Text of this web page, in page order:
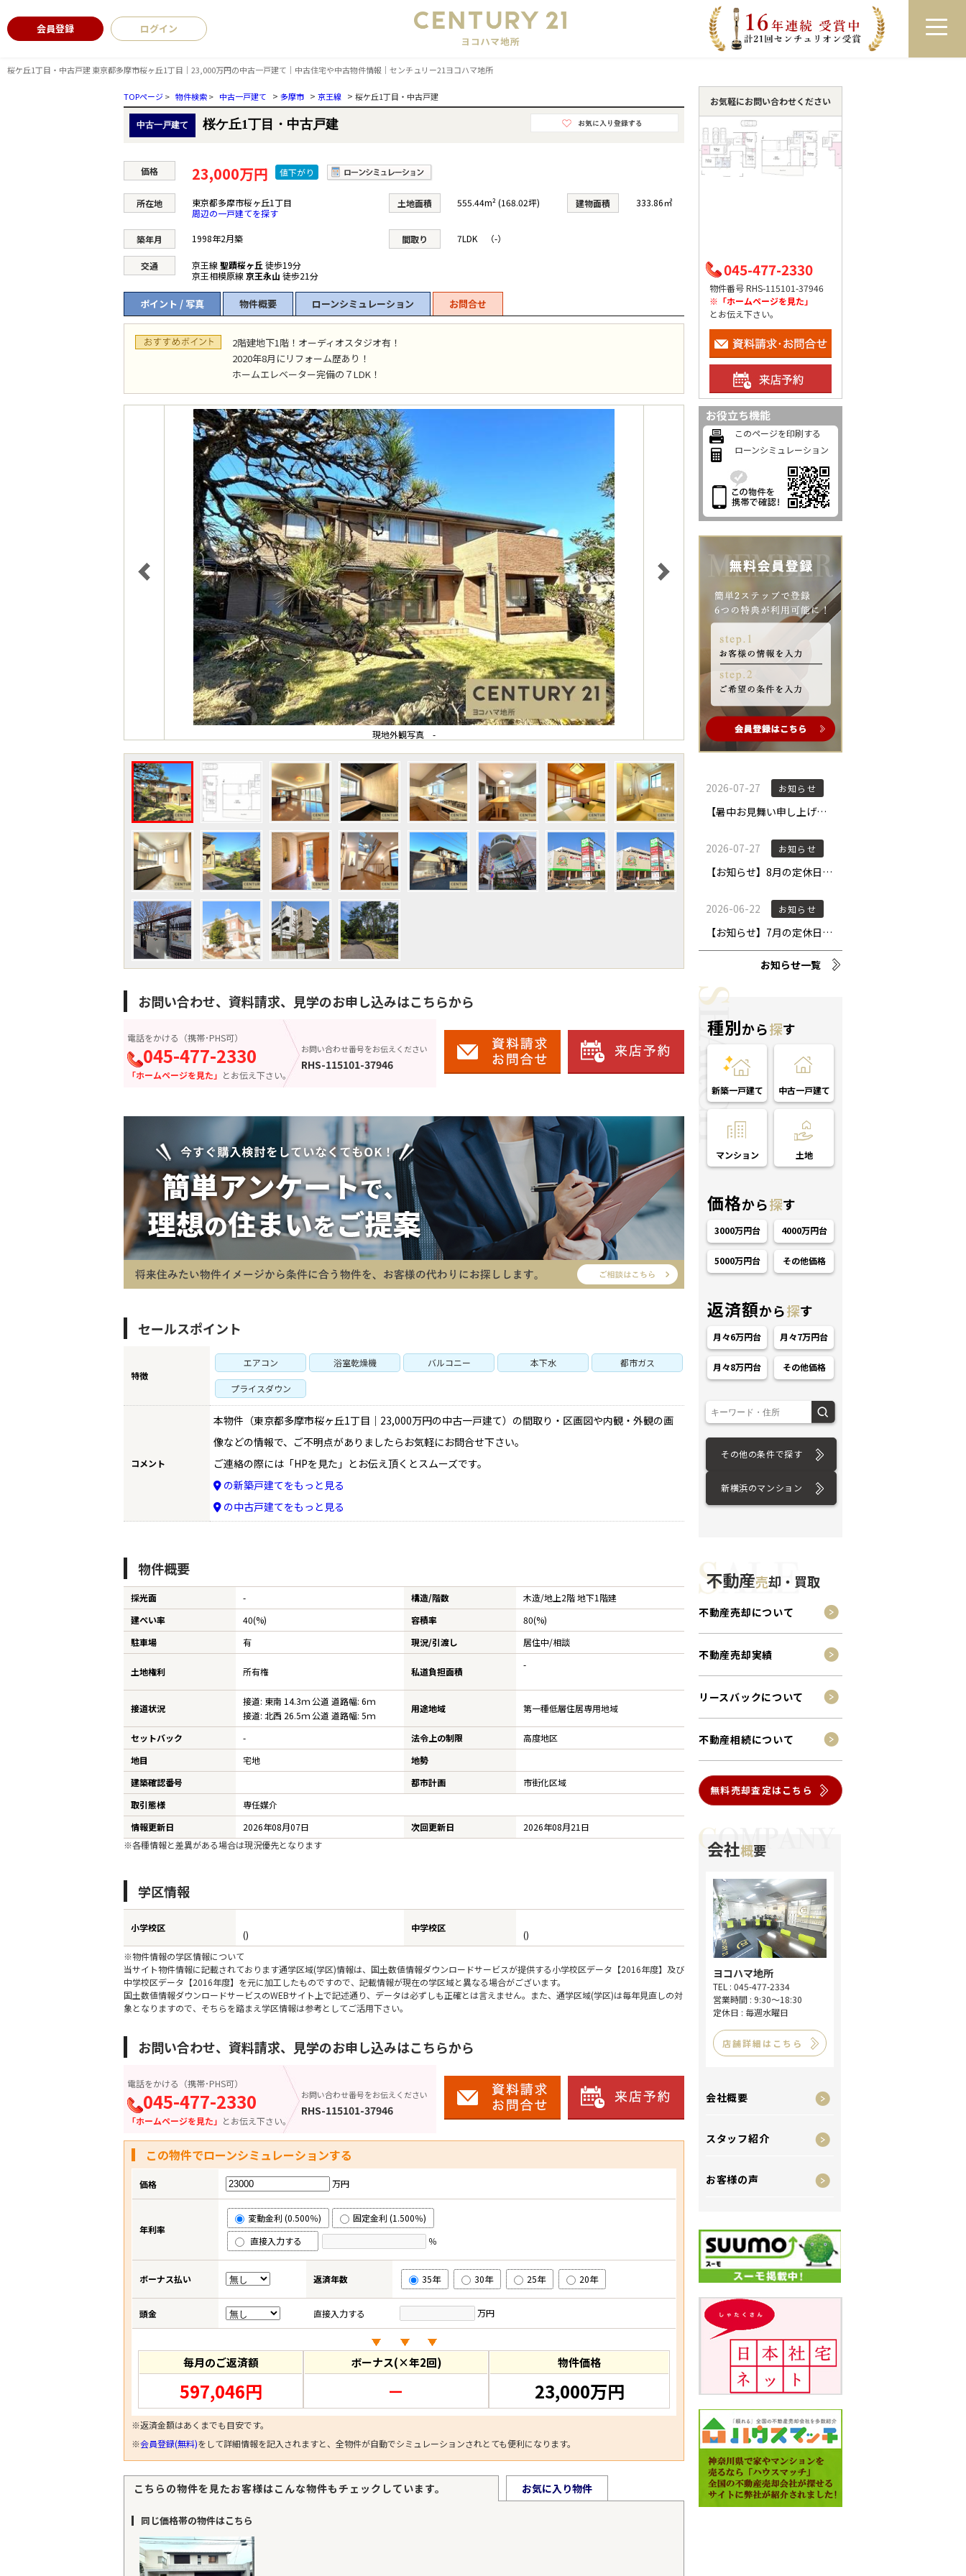
桜ケ丘1丁目・中古戸建 東京都多摩市桜ヶ丘1丁目｜23,000万円の中古一戸建て｜中古住宅や中古物件情報｜センチュリー21ヨコハマ地所
会員登録 ログイン ログイン 来店予約 LINEで相談
TOP
トップページ
SEARCH
BUY
買いたい
INHERITANCE
不動産相続
COMPANY
会社概要
スタッフ紹介
RECRUIT
採用情報
CONTACT
お問い合わせ
TOPページ> 物件検索> 中古一戸建て > 多摩市 > 京王線 > 桜ケ丘1丁目・中古戸建
中古一戸建て 桜ケ丘1丁目・中古戸建
価格 23,000万円 値下がり
所在地
東京都多摩市桜ヶ丘1丁目
周辺の一戸建てを探す
土地面積 555.44m² (168.02坪) 建物面積 333.86㎡
築年月 1998年2月築 間取り 7LDK （-）
交通 京王線 聖蹟桜ヶ丘 徒歩19分
京王相模原線 京王永山 徒歩21分
ポイント / 写真 物件概要 ローンシミュレーション お問合せ
2階建地下1階！オーディオスタジオ有！
2020年8月にリフォーム歴あり！
ホームエレベーター完備の７LDK！
現地外観写真 -
お問い合わせ、資料請求、見学のお申し込みはこちらから
電話をかける（携帯･PHS可）
045-477-2330
「ホームページを見た」 とお伝え下さい。
お問い合わせ番号をお伝えください
RHS-115101-37946
セールスポイント
特徴
エアコン 浴室乾燥機 バルコニー 本下水 都市ガス
プライスダウン
コメント
本物件（東京都多摩市桜ヶ丘1丁目｜23,000万円の中古一戸建て）の間取り・区画図や内観・外観の画
像などの情報で、ご不明点がありましたらお気軽にお問合せ下さい。
ご連絡の際には「HPを見た」とお伝え頂くとスムーズです。
の新築戸建てをもっと見る
の中古戸建てをもっと見る
物件概要
採光面 - 構造/階数 木造/地上2階 地下1階建
建ぺい率
40(%) 容積率
80(%)
駐車場
有 現況/引渡し 居住中/相談
土地権利 所有権 私道負担面積
-
接道状況
接道: 東南 14.3ｍ 公道 道路幅: 6ｍ
接道: 北西 26.5ｍ 公道 道路幅: 5ｍ
用途地域 第一種低層住居専用地域
セットバック - 法令上の制限
高度地区
地目
宅地
地勢
建築確認番号
都市計画
市街化区域
取引態様
専任媒介
情報更新日
2026年08月07日 次回更新日
2026年08月21日
※各種情報と差異がある場合は現況優先となります
学区情報
小学校区
()
中学校区
()
※物件情報の学区情報について
当サイト物件情報に記載されております通学区域(学区)情報は、国土数値情報ダウンロードサービスが提供する小学校区データ【2016年度】及び
中学校区データ【2016年度】を元に加工したものですので、記載情報が現在の学区域と異なる場合がございます。
国土数値情報ダウンロードサービスのWEBサイト上で記述通り、データは必ずしも正確とは言えません。また、通学区域(学区)は毎年見直しの対
象となりますので、そちらを踏まえ学区情報は参考としてご活用下さい。
お問い合わせ、資料請求、見学のお申し込みはこちらから
電話をかける（携帯･PHS可）
045-477-2330
「ホームページを見た」 とお伝え下さい。
お問い合わせ番号をお伝えください
RHS-115101-37946
この物件でローンシミュレーションする
価格 万円
年利率
変動金利 (0.500％)
固定金利 (1.500％)
直接入力する
％
ボーナス払い 返済年数 35年 30年 25年 20年
頭金 直接入力する 万円
毎月のご返済額
597,046円
ボーナス(×年2回)
－
物件価格
23,000万円
※返済金額はあくまでも目安です。
※会員登録(無料)をして詳細情報を記入されますと、全物件が自動でシミュレーションされとても便利になります。
こちらの物件を見たお客様はこんな物件もチェックしています。 お気に入り物件
同じ価格帯の物件はこちら
お気軽にお問い合わせください
045-477-2330
物件番号 RHS-115101-37946
※「ホームページを見た」
とお伝え下さい。
お役立ち機能
このページを印刷する
ローンシミュレーション
お知らせ一覧
種別から探す
新築一戸建て 中古一戸建て
マンション 土地
価格から探す
3000万円台 4000万円台
5000万円台 その他価格
返済額から探す
月々6万円台 月々7万円台
月々8万円台 その他価格
その他の条件で探す
新横浜のマンション
不動産売却・買取
不動産売却について
不動産売却実績
リースバックについて
不動産相続について
無料売却査定はこちら
会社概要
ヨコハマ地所
TEL : 045-477-2334
営業時間 : 9:30～18:30
定休日 : 毎週水曜日
店舗詳細はこちら
会社概要
スタッフ紹介
お客様の声